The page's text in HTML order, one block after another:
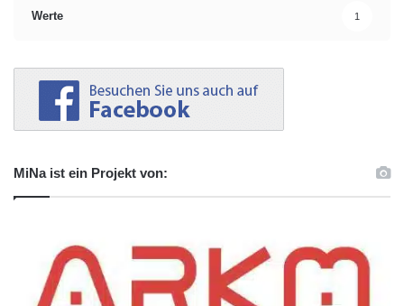
Werte 1
MiNa ist ein Projekt von: